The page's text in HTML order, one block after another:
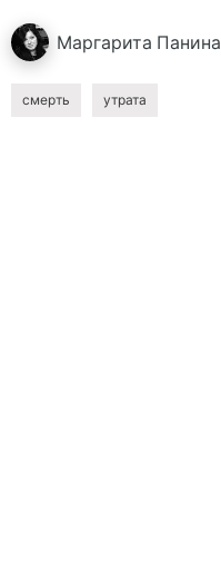
Маргарита Панина
смерть утрата